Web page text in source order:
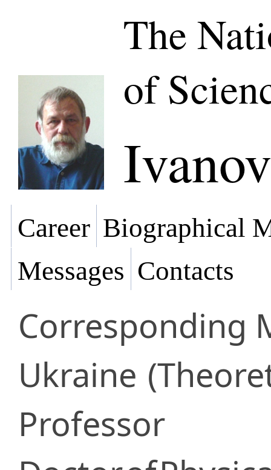
The
of
Career Biographical
Messages Contacts
Corresponding
Ukraine
Professor